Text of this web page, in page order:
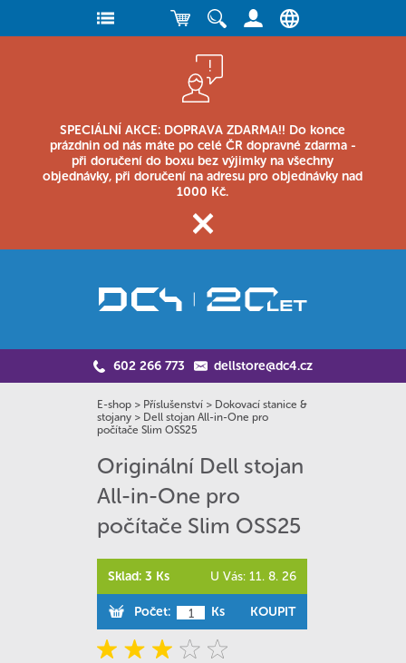
SPECIÁLNÍ AKCE: DOPRAVA ZDARMA!! Do konce
prázdnin od nás máte po celé ČR dopravné zdarma -
při doručení do boxu bez výjimky na všechny
objednávky, při doručení na adresu pro objednávky nad
1000 Kč.
602 266 773 dellstore@dc4.cz
E-shop > Příslušenství > Dokovací stanice &
stojany > Dell stojan All-in-One pro
počítače Slim OSS25
Originální Dell stojan
All-in-One pro
počítače Slim OSS25
Sklad: 3 Ks U Vás: 11. 8. 26
Počet: Ks KOUPIT